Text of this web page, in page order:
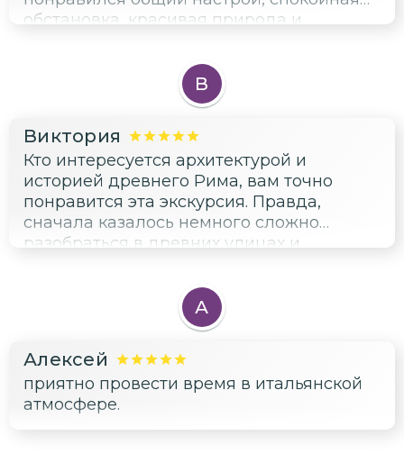
обстановка, красивая природа и
Чувствуется влияние разных эпох и
цивилизаций, видно, что Верона
бережно хранит свою историю.
В
Виктория
Кто интересуется архитектурой и
историей древнего Рима, вам точно
понравится эта экскурсия. Правда,
сначала казалось немного сложно
разобраться в древних улицах и
удовольствие от прогулки по старой
части Вероны, действительно ощутила
дыхание древности.
А
Алексей
приятно провести время в итальянской
атмосфере.